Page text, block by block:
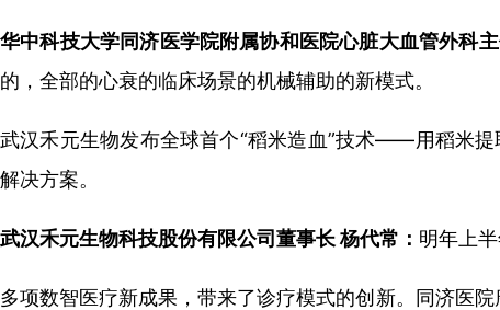
华中科技大学同济医学院附属协和医院心脏大血管外科主
的， 全部的心衰的临床场景的机械辅助的新模式。
武汉禾元生物发布全球首个“稻米造血”技术——用稻米
解决方案。
武汉禾元生物科技股份有限公司董事长 杨代常： 明年上
多项数智医疗新成果，带来了诊疗模式的创新。同济医